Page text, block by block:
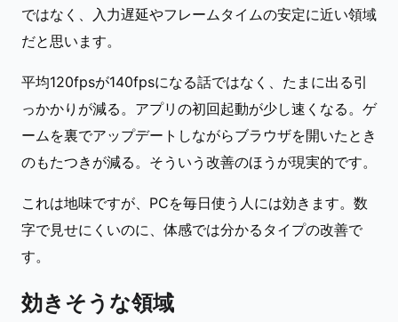
ではなく、入力遅延やフレームタイムの安定に近い領域
だと思います。
平均120fpsが140fpsになる話ではなく、たまに出る引
っかかりが減る。アプリの初回起動が少し速くなる。ゲ
ームを裏でアップデートしながらブラウザを開いたとき
のもたつきが減る。そういう改善のほうが現実的です。
これは地味ですが、PCを毎日使う人には効きます。数
字で見せにくいのに、体感では分かるタイプの改善で
す。
効きそうな領域